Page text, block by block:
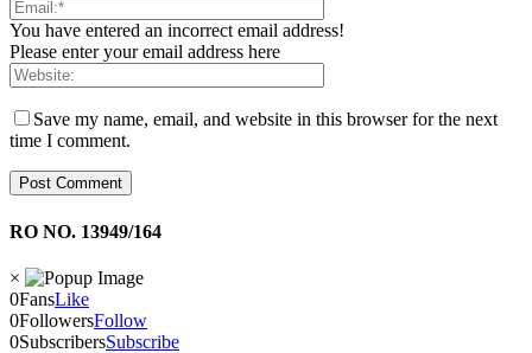
You have entered an incorrect email address!
Please enter your email address here
Save my name, email, and website in this browser for the next
time I comment.
RO NO. 13949/164
×
0FansLike
0FollowersFollow
0SubscribersSubscribe